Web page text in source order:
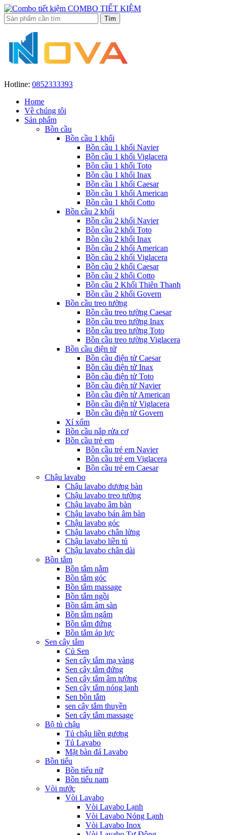
COMBO TIẾT KIỆM
Hotline: 0852333393
Home
Về chúng tôi
Sản phẩm
Bồn cầu
Bồn cầu 1 khối
Bồn cầu 1 khối Navier
Bồn cầu 1 khối Viglacera
Bồn cầu 1 khối Toto
Bồn cầu 1 khối Inax
Bồn cầu 1 khối Caesar
Bồn cầu 1 khối American
Bồn cầu 1 khối Cotto
Bồn cầu 2 khối
Bồn cầu 2 khối Navier
Bồn cầu 2 khối Toto
Bồn cầu 2 khối Inax
Bồn cầu 2 khối American
Bồn cầu 2 khối Viglacera
Bồn cầu 2 khối Caesar
Bồn cầu 2 khối Cotto
Bồn cầu 2 Khối Thiên Thanh
Bồn cầu 2 khối Govern
Bồn cầu treo tường
Bồn cầu treo tường Caesar
Bồn cầu treo tường Inax
Bồn cầu treo tường Toto
Bồn cầu treo tường Viglacera
Bồn cầu điện tử
Bồn cầu điện tử Caesar
Bồn cầu điện tử Inax
Bồn cầu điện tử Toto
Bồn cầu điện tử Navier
Bồn cầu điện tử American
Bồn cầu điện tử Viglacera
Bồn cầu điện tử Govern
Xí xổm
Bồn cầu nắp rửa cơ
Bồn cầu trẻ em
Bồn cầu trẻ em Navier
Bồn cầu trẻ em Viglacera
Bồn cầu trẻ em Caesar
Chậu lavabo
Chậu lavabo dương bàn
Chậu lavabo treo tường
Chậu lavabo âm bàn
Chậu lavabo bán âm bàn
Chậu lavabo góc
Chậu lavabo chân lửng
Chậu lavabo liền tủ
Chậu lavabo chân dài
Bồn tắm
Bồn tắm nằm
Bồn tắm góc
Bồn tắm massage
Bồn tắm ngồi
Bồn tắm âm sàn
Bồn tắm ngâm
Bồn tắm đứng
Bồn tắm áp lực
Sen cây tắm
Củ Sen
Sen cây tắm mạ vàng
Sen cây tắm đứng
Sen cây tắm âm tường
Sen cây tắm nóng lạnh
Sen bồn tắm
sen cây tắm thuyền
Sen cây tắm massage
Bộ tủ chậu
Tủ chậu liền gương
Tủ Lavabo
Mặt bàn đá Lavabo
Bồn tiểu
Bồn tiểu nữ
Bồn tiểu nam
Vòi nước
Vòi Lavabo
Vòi Lavabo Lạnh
Vòi Lavabo Nóng Lạnh
Vòi Lavabo Inox